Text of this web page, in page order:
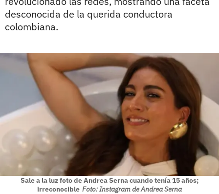
desconocida de la querida conductora
colombiana.
Sale a la luz foto de Andrea Serna cuando tenía 15 años;
irreconocible Foto: Instagram de Andrea Serna